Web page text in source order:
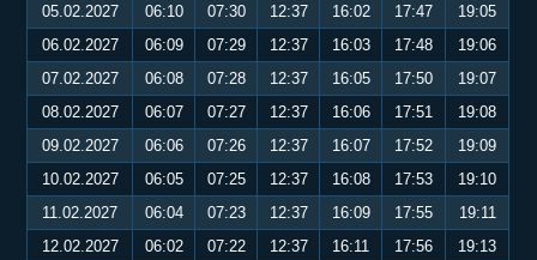
05.02.2027
06:10 07:30 12:37 16:02 17:47
19:05
06.02.2027
06:09 07:29 12:37 16:03 17:48
19:06
07.02.2027
06:08 07:28 12:37 16:05 17:50
19:07
08.02.2027
06:07 07:27 12:37 16:06 17:51
19:08
09.02.2027
06:06 07:26 12:37 16:07 17:52
19:09
10.02.2027
06:05 07:25 12:37 16:08 17:53
19:10
11.02.2027
06:04 07:23 12:37 16:09 17:55
19:11
12.02.2027
06:02 07:22 12:37 16:11 17:56
19:13